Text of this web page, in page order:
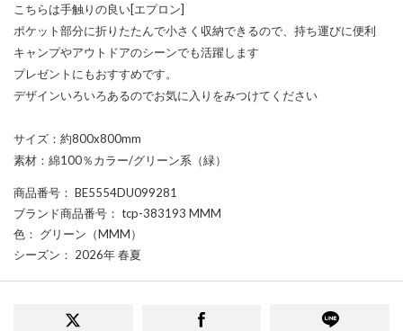
こちらは手触りの良い[エプロン]
ポケット部分に折りたたんで小さく収納できるので、持ち運びに便利
キャンプやアウトドアのシーンでも活躍します
プレゼントにもおすすめです。
デザインいろいろあるのでお気に入りをみつけてください
サイズ：約800x800mm
素材：綿100％カラー/グリーン系（緑）
商品番号 ： BE5554DU099281
ブランド商品番号 ： tcp-383193 MMM
色 ： グリーン（MMM）
シーズン ： 2026年 春夏